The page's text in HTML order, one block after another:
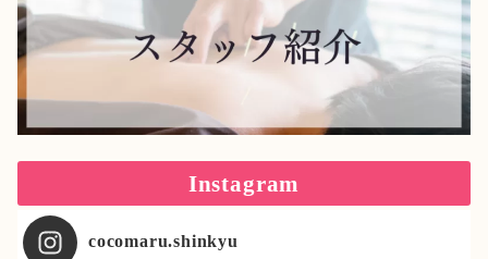
Instagram
cocomaru.shinkyu